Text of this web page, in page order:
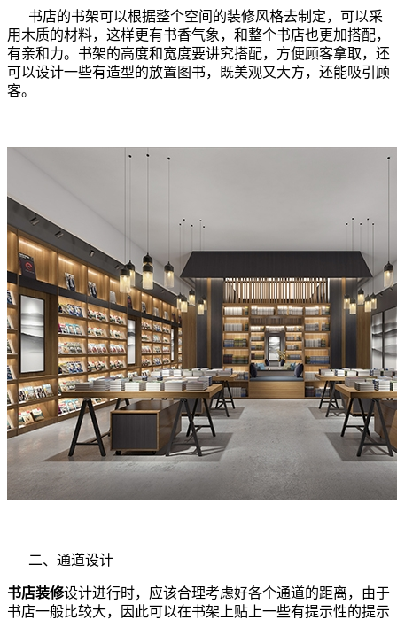
书店的书架可以根据整个空间的装修风格去制定，可以采
用木质的材料，这样更有书香气象，和整个书店也更加搭配，
有亲和力。书架的高度和宽度要讲究搭配，方便顾客拿取，还
可以设计一些有造型的放置图书，既美观又大方，还能吸引顾
客。
二、 通道设计
书店装修设计进行时，应该合理考虑好各个通道的距离，由于
书店一般比较大，因此可以在书架上贴上一些有提示性的提示